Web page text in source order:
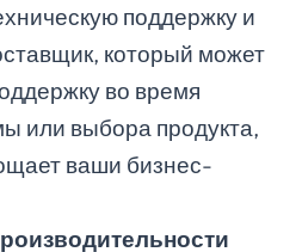
поддержку и
который может
во время
или выбора продукта,
ваши бизнес-